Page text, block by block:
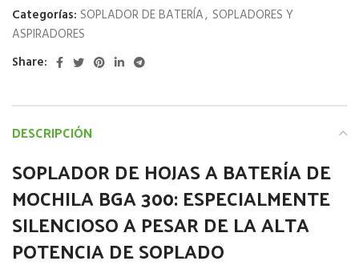
Categorías: SOPLADOR DE BATERÍA, SOPLADORES Y
ASPIRADORES
Share:
DESCRIPCIÓN
SOPLADOR DE HOJAS A BATERÍA DE
MOCHILA BGA 300: ESPECIALMENTE
SILENCIOSO A PESAR DE LA ALTA
POTENCIA DE SOPLADO